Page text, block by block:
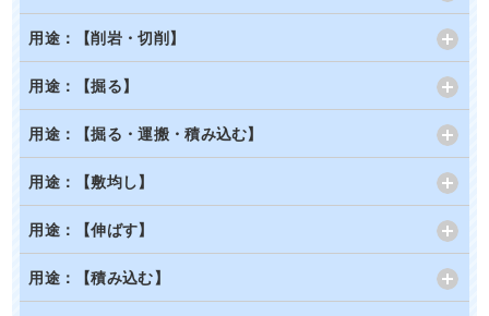
用途：【削岩・切削】
用途：【掘る】
用途：【掘る・運搬・積み込む】
用途：【敷均し】
用途：【伸ばす】
用途：【積み込む】